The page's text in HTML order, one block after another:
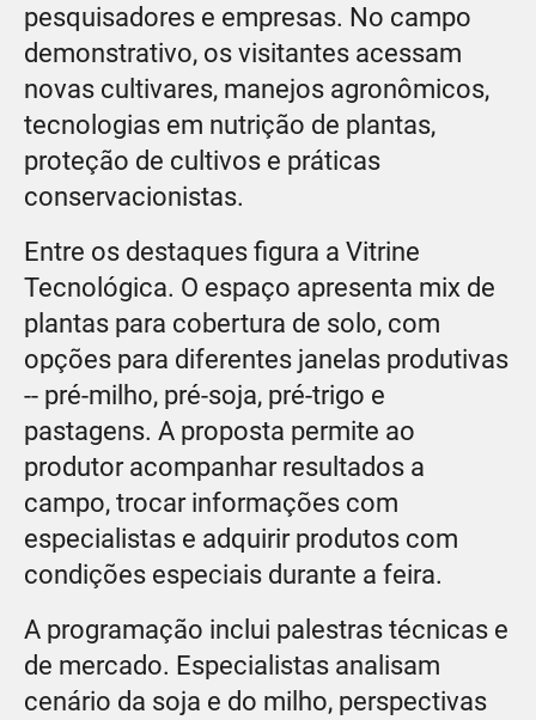
pesquisadores e empresas. No campo
demonstrativo, os visitantes acessam
novas cultivares, manejos agronômicos,
tecnologias em nutrição de plantas,
proteção de cultivos e práticas
conservacionistas.
Entre os destaques figura a Vitrine
Tecnológica. O espaço apresenta mix de
plantas para cobertura de solo, com
opções para diferentes janelas produtivas
-- pré-milho, pré-soja, pré-trigo e
pastagens. A proposta permite ao
produtor acompanhar resultados a
campo, trocar informações com
especialistas e adquirir produtos com
condições especiais durante a feira.
A programação inclui palestras técnicas e
de mercado. Especialistas analisam
cenário da soja e do milho, perspectivas